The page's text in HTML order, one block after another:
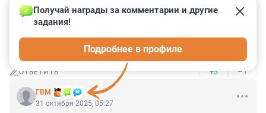
ОТВЕТИТЬ –0
Гость
А Леху Н. тоже помянули?)))
ОТВЕТИТЬ +3 –1
ГВМ
Получай награды за комментарии и другие
задания!
Подробнее в профиле
31 октября 2025, 05:27